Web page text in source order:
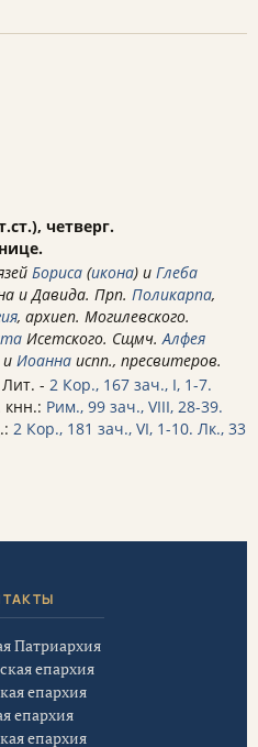
четверг.
Бориса (икона) и Глеба
и Давида. Прп. Поликарпа,
, архиеп. Могилевского.
Исетского. Сщмч.Алфея
и Иоанна испп., пресвитеров.
Лит. - 2 Кор., 167 зач., I, 1-7.
кнн.: Рим., 99 зач., VIII, 28-39.
2 Кор., 181 зач., VI, 1-10. Лк., 33
Патриархия
епархия
епархия
епархия
епархия